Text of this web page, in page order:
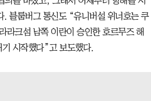
블룸버그 통신도 “유니버설 위너호는 쿠
라크섬 남쪽 이란이 승인한 호르무즈 해
시작했다”고 보도했다.